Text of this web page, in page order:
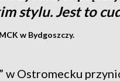
stylu. Jest to
w Bydgoszczy.
w Ostromecku